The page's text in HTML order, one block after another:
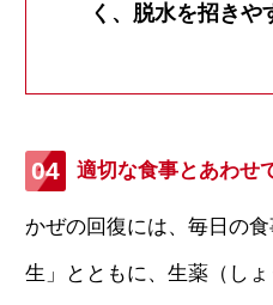
く、脱水を招きや
適切な食事とあわせ
かぜの回復には、毎日の
生」とともに、生薬（し